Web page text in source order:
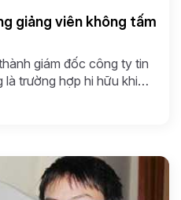
giảng viên không tấm
giám đốc công ty tin
là trường hợp hi hữu khi
để trở thành giảng viên
Phú vẫn chưa có trong